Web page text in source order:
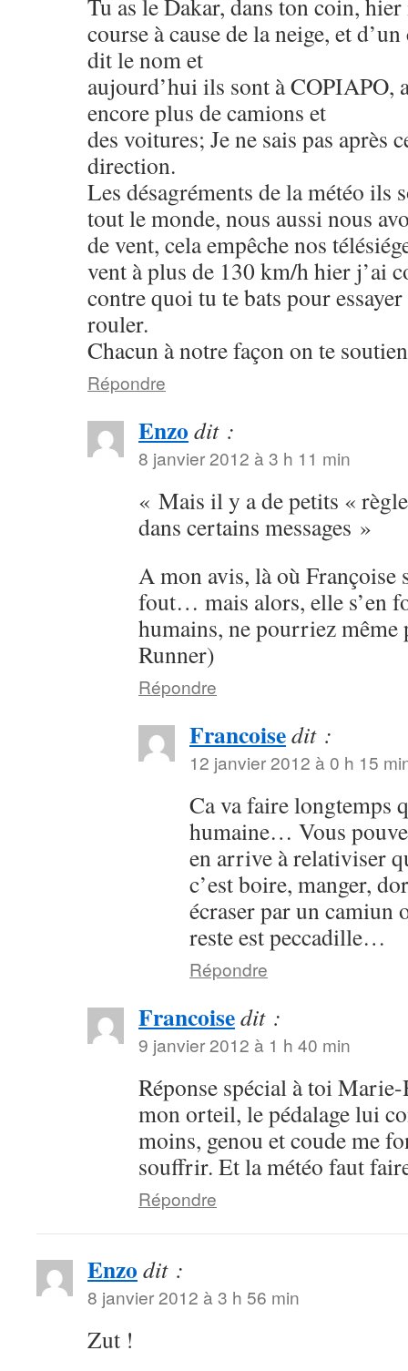
Tu as le Dakar, dans ton coin,
course à cause de la neige, et
dit le nom et
aujourd’hui ils sont à COPIAPO,
encore plus de camions et
des voitures; Je ne sais pas après
direction.
Les désagréments de la météo ils
tout le monde, nous aussi nous
de vent, cela empêche nos
vent à plus de 130 km/h hier j’ai
contre quoi tu te bats pour essayer
rouler.
Chacun à notre façon on te
Répondre
Enzo dit :
8 janvier 2012 à 3 h 11 min
« Mais il y a de petits «
dans certains messages »
A mon avis, là où Françoise
fout… mais alors, elle s’en
humains, ne pourriez
Runner)
Répondre
Francoisedit :
12 janvier 2012 à 0 h 15
Ca va faire longtemps
humaine… Vous
en arrive à relativiser
c’est boire, manger,
écraser par un
reste est peccadille…
Répondre
Francoisedit :
9 janvier 2012 à 1 h 40 min
Réponse spécial à toi
mon orteil, le pédalage lui
moins, genou et coude me
souffrir. Et la météo faut
Répondre
Enzo dit :
8 janvier 2012 à 3 h 56 min
Zut !